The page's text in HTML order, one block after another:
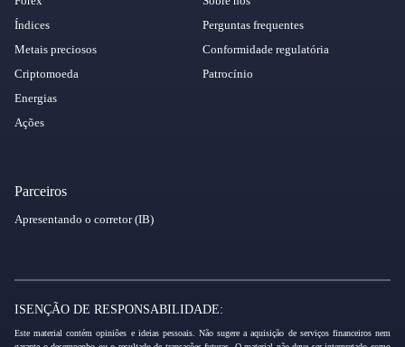
Índices
Metais preciosos
Criptomoeda
Energias
Ações
Perguntas frequentes
Conformidade regulatória
Patrocínio
Parceiros
Apresentando o corretor (IB)
ISENÇÃO DE RESPONSABILIDADE:
Este material contém opiniões e ideias pessoais. Não sugere a aquisição de serviços financeiros nem